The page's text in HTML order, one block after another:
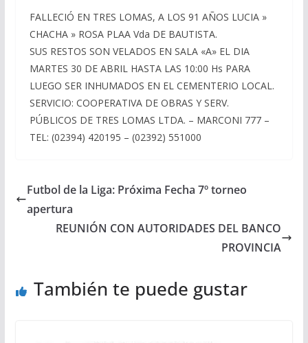
FALLECIÓ EN TRES LOMAS, A LOS 91 AÑOS LUCIA »
CHACHA » ROSA PLAA Vda DE BAUTISTA.
SUS RESTOS SON VELADOS EN SALA «A» EL DIA
MARTES 30 DE ABRIL HASTA LAS 10:00 Hs PARA
LUEGO SER INHUMADOS EN EL CEMENTERIO LOCAL.
SERVICIO: COOPERATIVA DE OBRAS Y SERV.
PÚBLICOS DE TRES LOMAS LTDA. – MARCONI 777 –
TEL: (02394) 420195 – (02392) 551000
Futbol de la Liga: Próxima Fecha 7º torneo
apertura
REUNIÓN CON AUTORIDADES DEL BANCO
PROVINCIA
También te puede gustar